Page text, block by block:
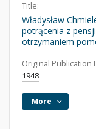
Title:
Władysław
potrącenia z
otrzymaniem
Original Publication
1948
More